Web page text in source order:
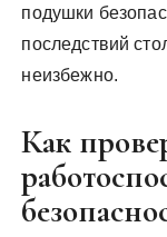
подушки
последствий
неизбежно.
Как